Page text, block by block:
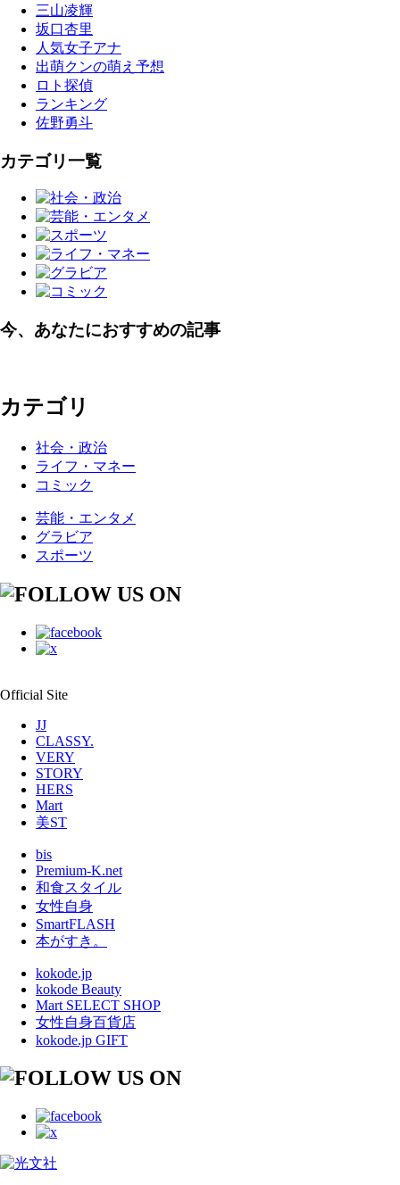
三山凌輝
坂口杏里
人気女子アナ
出萌クンの萌え予想
ロト探偵
ランキング
佐野勇斗
カテゴリ一覧
今、あなたにおすすめの記事
カテゴリ
社会・政治
ライフ・マネー
コミック
芸能・エンタメ
グラビア
スポーツ
Official Site
JJ
CLASSY.
VERY
STORY
HERS
Mart
美ST
bis
Premium-K.net
和食スタイル
女性自身
SmartFLASH
本がすき。
kokode.jp
kokode Beauty
Mart SELECT SHOP
女性自身百貨店
kokode.jp GIFT